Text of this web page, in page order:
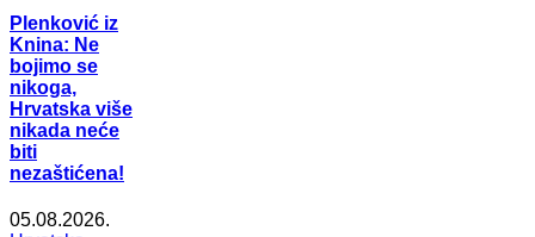
Plenković iz
Knina: Ne
bojimo se
nikoga,
Hrvatska više
nikada neće
biti
nezaštićena!
05.08.2026.